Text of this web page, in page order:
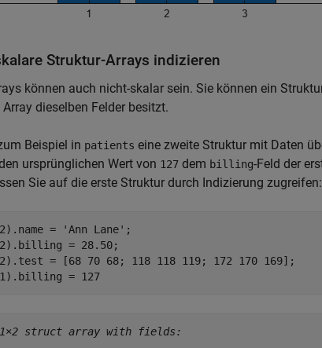
Struktur-Arrays indizieren
können auch nicht-skalar sein. Sie können ein
dieselben Felder besitzt.
Beispiel in patients eine zweite Struktur mit Daten
ursprünglichen Wert von 127 dem billing-Feld der
Sie auf die erste Struktur durch Indizierung zugreifen:
= 'Ann Lane' ;
= 28.50;
= [68 70 68; 118 118 119; 172 170 169];
= 127
1×2 struct array with fields: